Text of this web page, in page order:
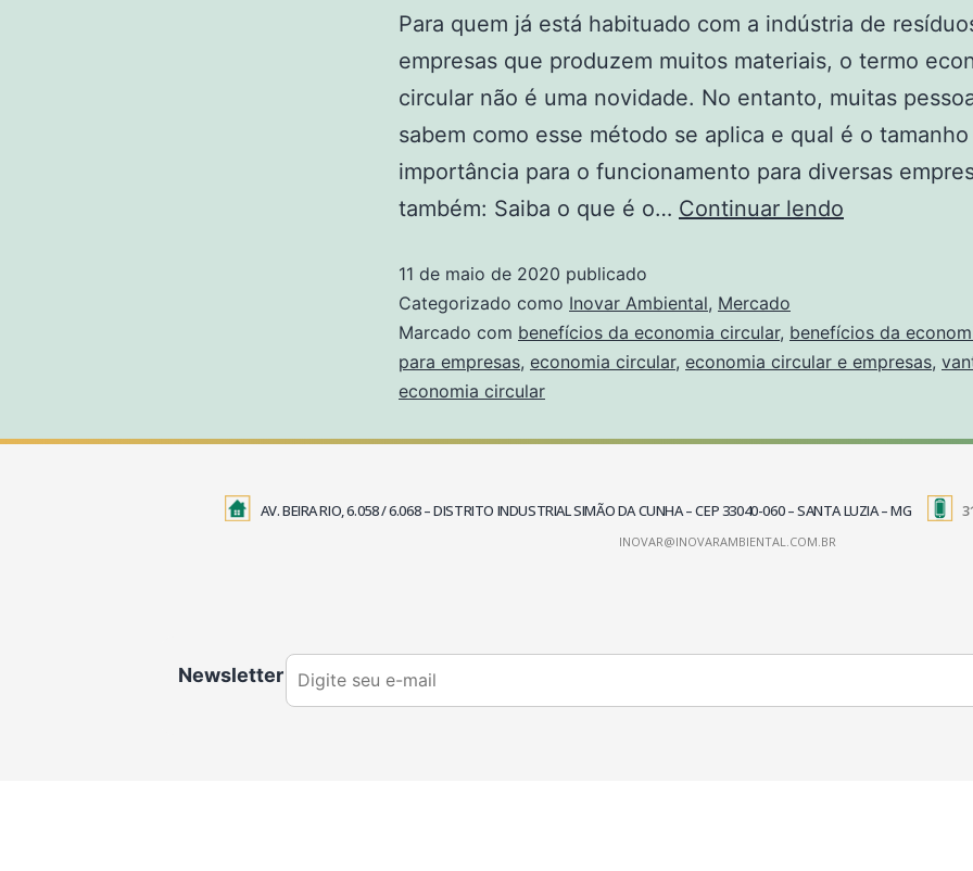
Para quem já está habituado com a indústria de
empresas que produzem muitos materiais, o termo
circular não é uma novidade. No entanto, muitas
sabem como esse método se aplica e qual é o
importância para o funcionamento para diversas
também: Saiba o que é o… Continuar lendo
11 de maio de 2020 publicado
Categorizado como Inovar Ambiental, Mercado
Marcado com benefícios da economia circular, benefícios da
para empresas, economia circular, economia circular e empresas,
economia circular
AV. BEIRA RIO, 6.058 / 6.068 – DISTRITO INDUSTRIAL SIMÃO DA CUNHA – CEP 33040-060 – SANTA LUZIA – MG
INOVAR@INOVARAMBIENTAL.COM.BR
Newsletter